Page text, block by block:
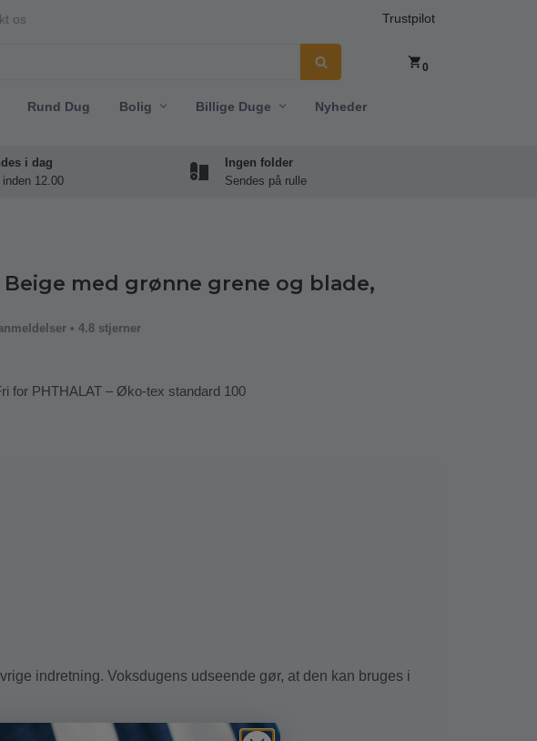
os Trustpilot
0
Rund Dug Bolig Billige Duge
Nyheder
i dag
inden 12.00
Ingen folder
Sendes på rulle
med grønne grene og blade,
• 4.8 stjerner
for PHTHALAT – Øko-tex standard 100
indretning. Voksdugens udseende gør, at den kan bruges i